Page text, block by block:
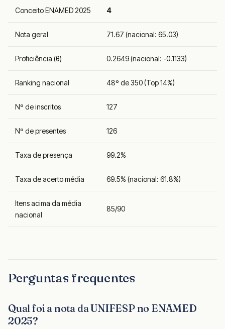
Conceito ENAMED 2025 4
Nota geral 71.67 (nacional: 65.03)
Proficiência (θ) 0.2649 (nacional: -0.1133)
Ranking nacional 48º de 350 (Top 14%)
Nº de inscritos 127
Nº de presentes 126
Taxa de presença 99.2%
Taxa de acerto média 69.5% (nacional: 61.8%)
Itens acima da média
nacional
85/90
Perguntas frequentes
Qual foi a nota da UNIFESP no ENAMED
2025?